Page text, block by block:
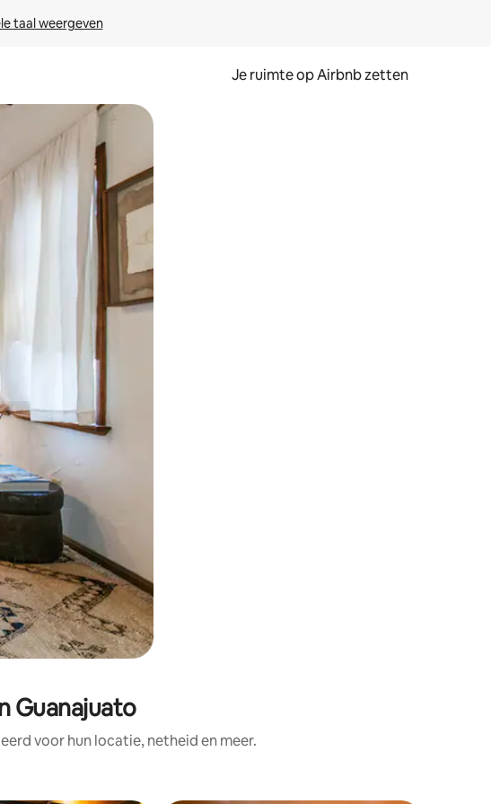
taal weergeven
Je ruimte op Airbnb zetten
óf door te tikken of swipen.
Guanajuato
voor hun locatie, netheid en meer.